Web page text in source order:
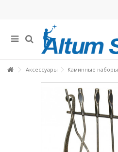
Аксессуары Каминные наборы